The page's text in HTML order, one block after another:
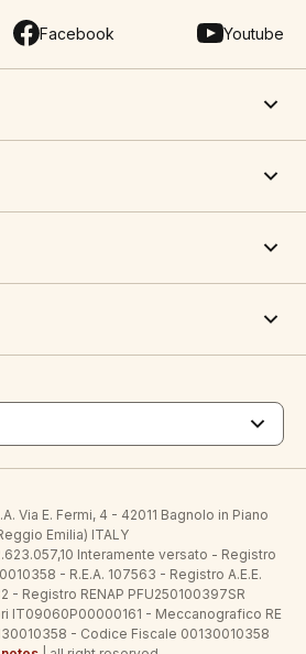
Facebook Youtube
Via E. Fermi, 4 - 42011 Bagnolo in Piano
Emilia) ITALY
Interamente versato - Registro
- R.E.A. 107563 - Registro A.E.E.
Registro RENAP PFU250100397SR
IT09060P00000161 - Meccanografico RE
- Codice Fiscale 00130010358